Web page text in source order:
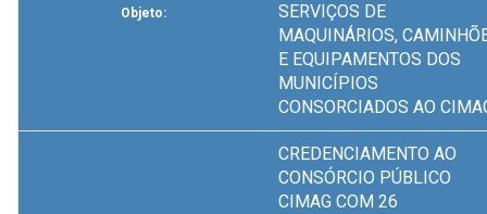
Objeto:
SERVIÇOS DE
MAQUINÁRIOS,
E EQUIPAMENTOS DOS
MUNICÍPIOS
CONSORCIADOS AO
CREDENCIAMENTO AO
CONSÓRCIO PÚBLICO
CIMAG COM 26